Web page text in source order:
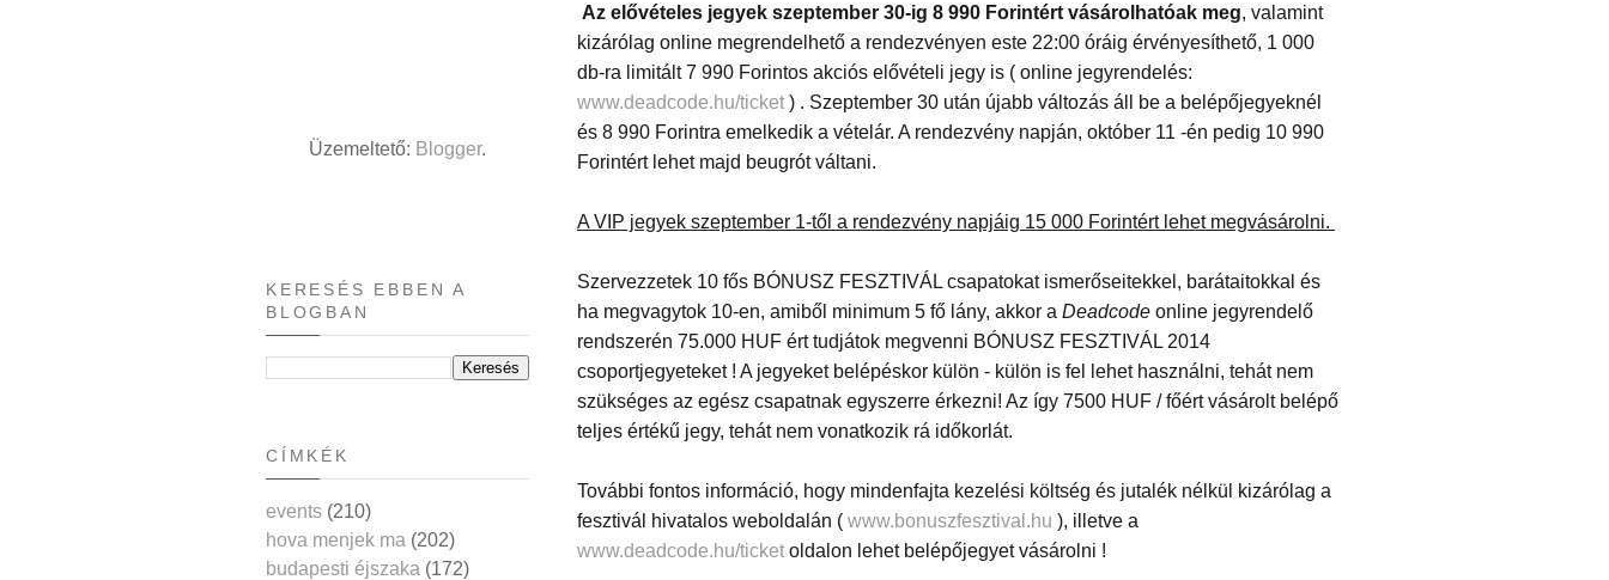
Az elővételes jegyek szeptember 30-ig 8 990 Forintért vásárolhatóak meg, valamint
kizárólag online megrendelhető a rendezvényen este 22:00 óráig érvényesíthető, 1 000
db-ra limitált 7 990 Forintos akciós elővételi jegy is ( online jegyrendelés:
www.deadcode.hu/ticket ) . Szeptember 30 után újabb változás áll be a belépőjegyeknél
és 8 990 Forintra emelkedik a vételár. A rendezvény napján, október 11 -én pedig 10 990
Forintért lehet majd beugrót váltani.
A VIP jegyek szeptember 1-től a rendezvény napjáig 15 000 Forintért lehet megvásárolni.
Szervezzetek 10 fős BÓNUSZ FESZTIVÁL csapatokat ismerőseitekkel, barátaitokkal és
ha megvagytok 10-en, amiből minimum 5 fő lány, akkor a Deadcode online jegyrendelő
rendszerén 75.000 HUF ért tudjátok megvenni BÓNUSZ FESZTIVÁL 2014
csoportjegyeteket ! A jegyeket belépéskor külön - külön is fel lehet használni, tehát nem
szükséges az egész csapatnak egyszerre érkezni! Az így 7500 HUF / főért vásárolt belépő
teljes értékű jegy, tehát nem vonatkozik rá időkorlát.
További fontos információ, hogy mindenfajta kezelési költség és jutalék nélkül kizárólag a
fesztivál hivatalos weboldalán ( www.bonuszfesztival.hu ), illetve a
www.deadcode.hu/ticket oldalon lehet belépőjegyet vásárolni !
Üzemeltető: Blogger.
KERESÉS EBBEN A
BLOGBAN
CÍMKÉK
events (210)
hova menjek ma (202)
budapesti éjszaka (172)